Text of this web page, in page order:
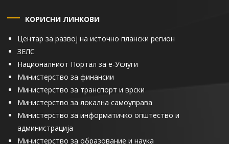
КОРИСНИ ЛИНКОВИ
Центар за развој на источно плански регион
ЗЕЛС
Националниот Портал за е-Услуги
Министерство за финансии
Министерство за транспорт и врски
Министерство за локална самоуправа
Министерство за информатичко општество и
администрација
Министерство за образование и наука